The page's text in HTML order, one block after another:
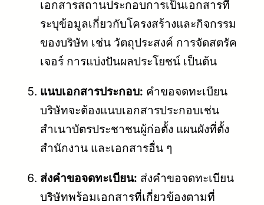
เอกสารสถานประกอบการเป็นเอกสารที่
ระบุข้อมูลเกี่ยวกับโครงสร้างและกิจกรรม
ของบริษัท เช่น วัตถุประสงค์ การจัดสตรัค
เจอร์ การแบ่งปันผลประโยชน์ เป็นต้น
แนบเอกสารประกอบ: คำขอจดทะเบียน
บริษัทจะต้องแนบเอกสารประกอบเช่น
สำเนาบัตรประชาชนผู้ก่อตั้ง แผนผังที่ตั้ง
สำนักงาน และเอกสารอื่น ๆ
ส่งคำขอจดทะเบียน: ส่งคำขอจดทะเบียน
บริษัทพร้อมเอกสารที่เกี่ยวข้องตามที่